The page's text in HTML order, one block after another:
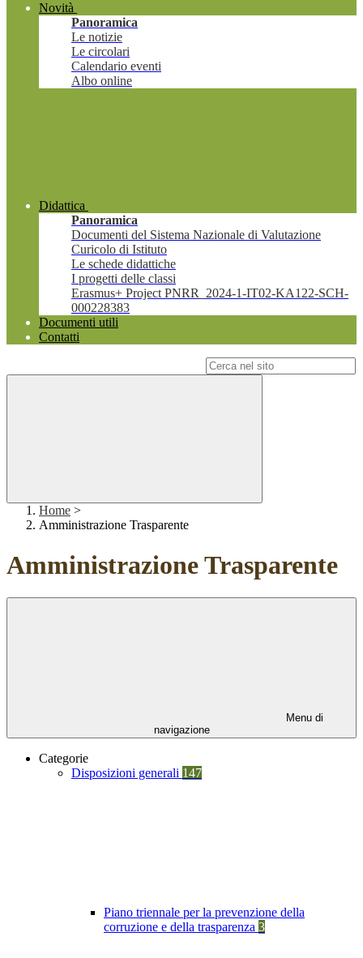
Novità
Panoramica
Le notizie
Le circolari
Calendario eventi
Albo online
Didattica
Panoramica
Documenti del Sistema Nazionale di Valutazione
Curicolo di Istituto
Le schede didattiche
I progetti delle classi
Erasmus+ Project PNRR_2024-1-IT02-KA122-SCH-
000228383
Documenti utili
Contatti
Home >
Amministrazione Trasparente
Amministrazione Trasparente
Menu di
navigazione
Categorie
Disposizioni generali 147
Piano triennale per la prevenzione della
corruzione e della trasparenza 3